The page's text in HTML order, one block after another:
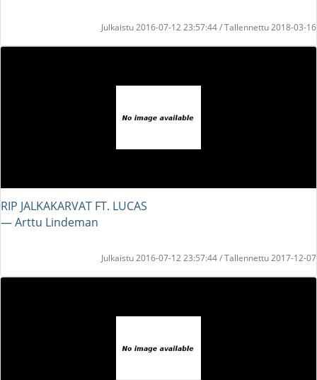
Julkaistu 2016-07-12 23:57:44 / Tallennettu 2018-03-16
RIP JALKAKARVAT FT. LUCAS
― Arttu Lindeman
Julkaistu 2016-07-12 23:57:44 / Tallennettu 2017-12-07